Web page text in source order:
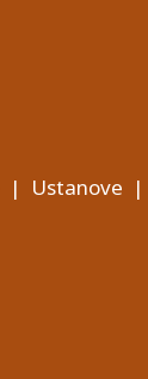
| Ustanove |